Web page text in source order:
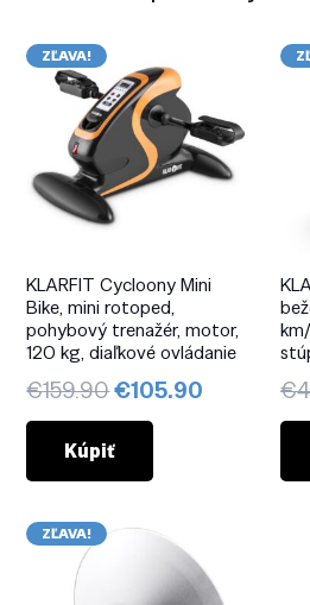
ZĽAVA!
KLARFIT Cycloony Mini
Bike, mini rotoped,
pohybový trenažér, motor,
120 kg, diaľkové ovládanie
€159.90Pôvodná
cena
bola:
€159.90.
€105.90 Aktuálna
€105.90.
Kúpiť
€
ZĽAVA!